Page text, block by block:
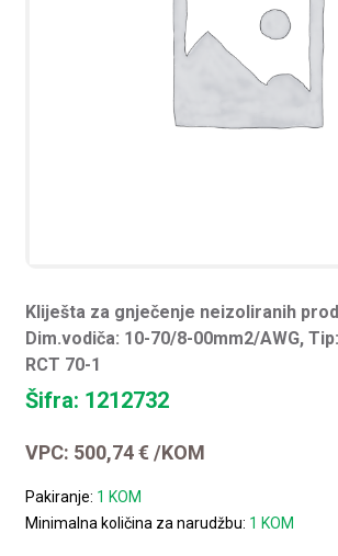
Kliješta za gnječenje neizoliranih
Dim.vodiča: 10-70/8-00mm2/AWG,
RCT 70-1
Šifra: 1212732
VPC: 500,74€ /KOM
Pakiranje: 1 KOM
Minimalna količina za narudžbu: 1 KOM